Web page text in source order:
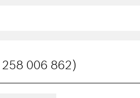
006 862)